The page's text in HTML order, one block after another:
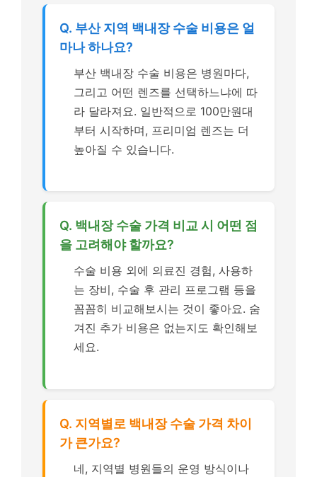
Q. 부산 지역 백내장 수술 비용은 얼
마나 하나요?
부산 백내장 수술 비용은 병원마다,
그리고 어떤 렌즈를 선택하느냐에 따
라 달라져요. 일반적으로 100만원대
부터 시작하며, 프리미엄 렌즈는 더
높아질 수 있습니다.
Q. 백내장 수술 가격 비교 시 어떤 점
을 고려해야 할까요?
수술 비용 외에 의료진 경험, 사용하
는 장비, 수술 후 관리 프로그램 등을
꼼꼼히 비교해보시는 것이 좋아요. 숨
겨진 추가 비용은 없는지도 확인해보
세요.
Q. 지역별로 백내장 수술 가격 차이
가 큰가요?
네, 지역별 병원들의 운영 방식이나